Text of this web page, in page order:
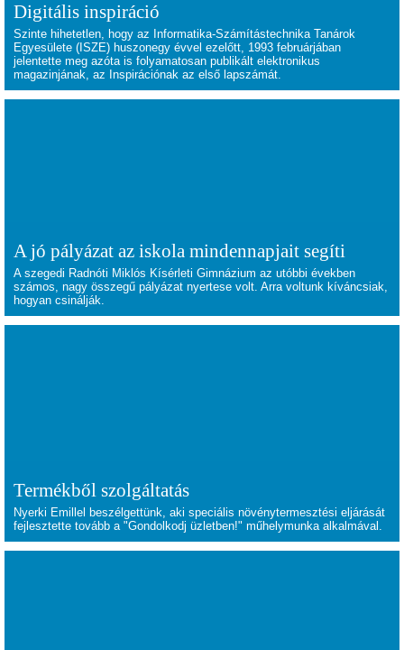
Digitális inspiráció
Szinte hihetetlen, hogy az Informatika-Számítástechnika Tanárok
Egyesülete (ISZE) huszonegy évvel ezelőtt, 1993 februárjában
jelentette meg azóta is folyamatosan publikált elektronikus
magazinjának, az Inspirációnak az első lapszámát.
A jó pályázat az iskola mindennapjait segíti
A szegedi Radnóti Miklós Kísérleti Gimnázium az utóbbi években
számos, nagy összegű pályázat nyertese volt. Arra voltunk kíváncsiak,
hogyan csinálják.
Termékből szolgáltatás
Nyerki Emillel beszélgettünk, aki speciális növénytermesztési eljárását
fejlesztette tovább a "Gondolkodj üzletben!" műhelymunka alkalmával.